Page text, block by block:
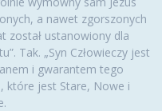
a nawet zgorszonych
został ustanowiony dla
Tak. „Syn Człowieczy jest
i gwarantem tego
które jest Stare, Nowe i